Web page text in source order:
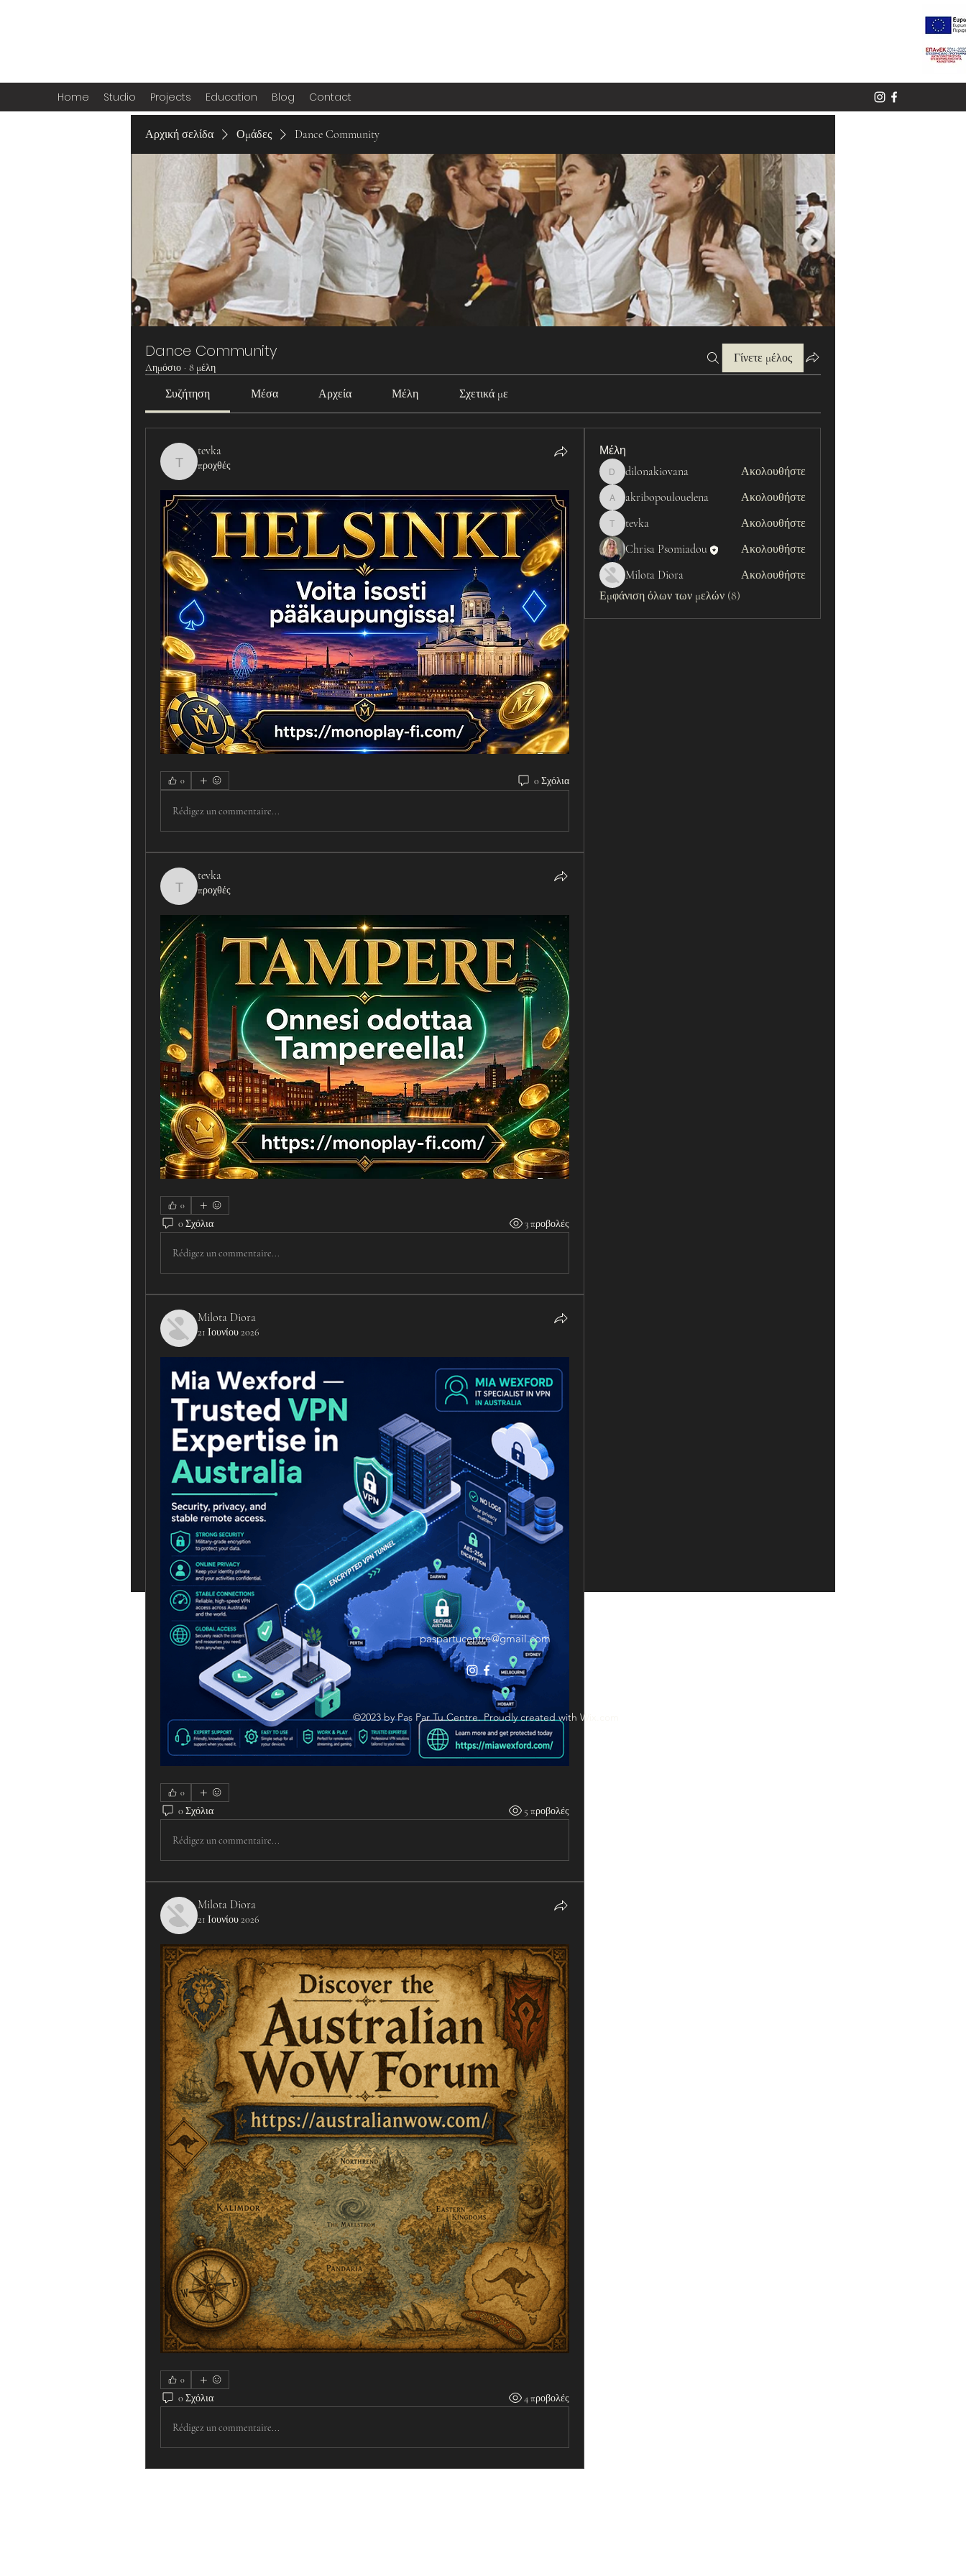
Home Studio Projects Education Blog Contact
Αρχική σελίδα Ομάδες Dance Community
Dance Community
Δημόσιο · 8 μέλη
Γίνετε μέλος
Συζήτηση Μέσα Αρχεία Μέλη Σχετικά με
tevka
tevka
προχθές
0 0 Σχόλια
Rédigez un commentaire...
tevka
tevka
προχθές
0
0 Σχόλια 3 προβολές
Rédigez un commentaire...
Milota Diora
21 Ιουνίου 2026
0
0 Σχόλια 5 προβολές
Rédigez un commentaire...
Milota Diora
21 Ιουνίου 2026
0
0 Σχόλια 4 προβολές
Rédigez un commentaire...
Μέλη
dilonakiovana
dilonakiovana Ακολουθήστε
akribopoulouelena
akribopoulouelena Ακολουθήστε
tevka
tevka
Ακολουθήστε
Chrisa Psomiadou
Ακολουθήστε
Milota Diora
Ακολουθήστε
Εμφάνιση όλων των μελών (8)
paspartucentre@gmail.com
©2023 by Pas Par Tu Centre. Proudly created with Wix.com